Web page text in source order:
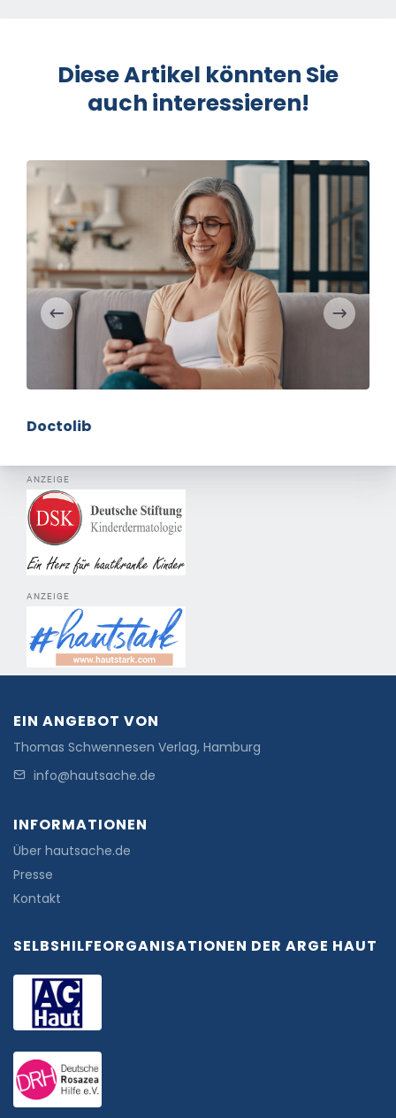
Diese Artikel könnten Sie
auch interessieren!
Doctolib
ANZEIGE
ANZEIGE
EIN ANGEBOT VON
Thomas Schwennesen Verlag, Hamburg
info@hautsache.de
INFORMATIONEN
Über hautsache.de
Presse
Kontakt
SELBSHILFEORGANISATIONEN DER ARGE HAUT